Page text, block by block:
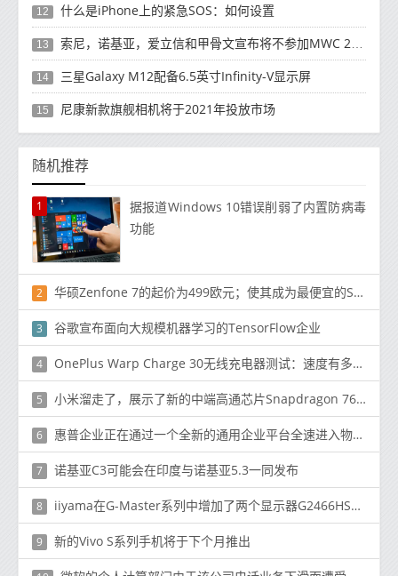
12 什么是iPhone上的紧急SOS：如何设置
13 索尼，诺基亚，爱立信和甲骨文宣布将不参加MWC 2021
14 三星Galaxy M12配备6.5英寸Infinity-V显示屏
15 尼康新款旗舰相机将于2021年投放市场
随机推荐
1
据报道Windows 10错误削弱了内置防病毒
功能
2 华硕Zenfone 7的起价为499欧元；使其成为最便宜的SD865 +手机之一
3 谷歌宣布面向大规模机器学习的TensorFlow企业
4 OnePlus Warp Charge 30无线充电器测试：速度有多快？可以为其他手机充电吗？
5 小米溜走了，展示了新的中端高通芯片Snapdragon 768G
6 惠普企业正在通过一个全新的通用企业平台全速进入物联网市场
7 诺基亚C3可能会在印​​度与诺基亚5.3一同发布
8 iiyama在G-Master系列中增加了两个显示器G2466HSU和GB3266QSU
9 新的Vivo S系列手机将于下个月推出